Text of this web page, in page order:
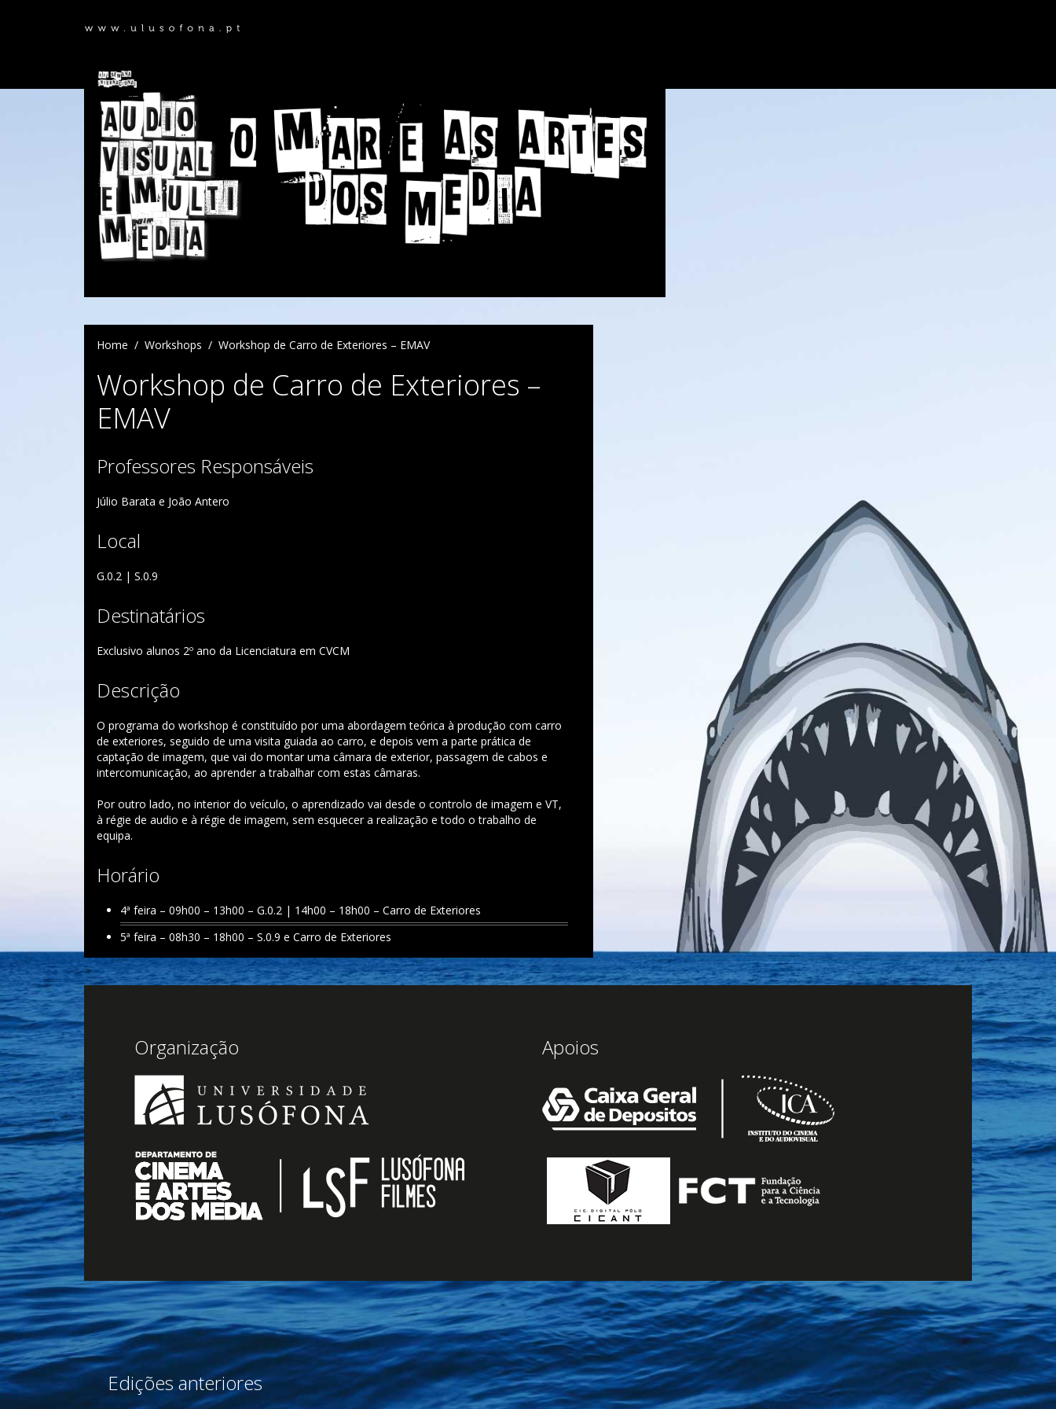
Home Workshops Workshop de Carro de Exteriores – EMAV
Workshop de Carro de Exteriores –
EMAV
Professores Responsáveis
Júlio Barata e João Antero
Local
G.0.2 | S.0.9
Destinatários
Exclusivo alunos 2º ano da Licenciatura em CVCM
Descrição
O programa do workshop é constituído por uma abordagem teórica à produção com carro
de exteriores, seguido de uma visita guiada ao carro, e depois vem a parte prática de
captação de imagem, que vai do montar uma câmara de exterior, passagem de cabos e
intercomunicação, ao aprender a trabalhar com estas câmaras.
Por outro lado, no interior do veículo, o aprendizado vai desde o controlo de imagem e VT,
à régie de audio e à régie de imagem, sem esquecer a realização e todo o trabalho de
equipa.
Horário
4ª feira – 09h00 – 13h00 – G.0.2 | 14h00 – 18h00 – Carro de Exteriores
5ª feira – 08h30 – 18h00 – S.0.9 e Carro de Exteriores
Organização Apoios
Edições anteriores